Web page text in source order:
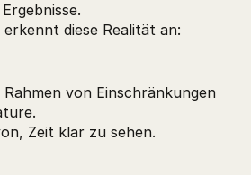
diese Realität an:
Rahmen von Einschränkungen
Zeit klar zu sehen.